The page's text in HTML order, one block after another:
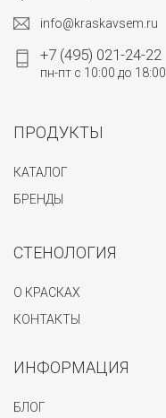
info@kraskavsem.ru
+7 (495) 021-24-22
пн-пт с 10:00 до 18:00
ПРОДУКТЫ
КАТАЛОГ
БРЕНДЫ
СТЕНОЛОГИЯ
О КРАСКАХ
КОНТАКТЫ
ИНФОРМАЦИЯ
БЛОГ